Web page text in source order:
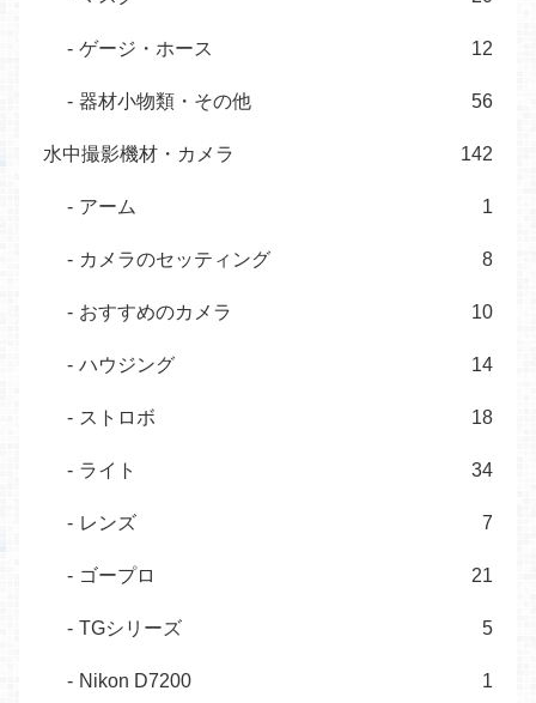
ゲージ・ホース 12
器材小物類・その他 56
水中撮影機材・カメラ 142
アーム 1
カメラのセッティング 8
おすすめのカメラ 10
ハウジング 14
ストロボ 18
ライト 34
レンズ 7
ゴープロ 21
TGシリーズ 5
Nikon D7200 1